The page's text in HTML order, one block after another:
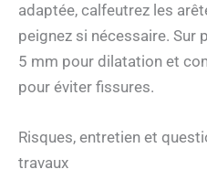
adaptée, calfeutrez les
peignez si nécessaire. Sur
5 mm pour dilatation et
pour éviter fissures.
Risques, entretien et
travaux